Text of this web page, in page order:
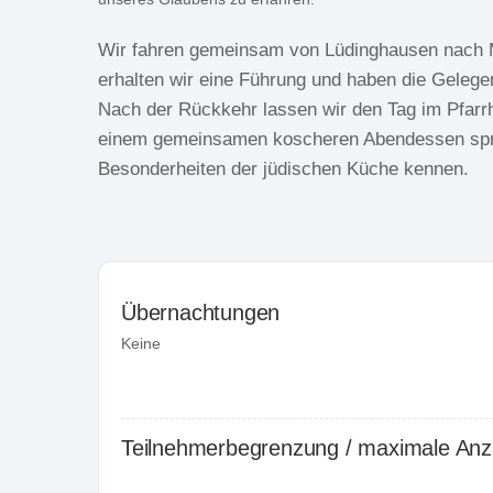
Wir fahren gemeinsam von Lüdinghausen
erhalten wir eine Führung und haben die
Nach der Rückkehr lassen wir den Tag im
einem gemeinsamen koscheren Abendessen
Besonderheiten der jüdischen Küche kennen.
Übernachtungen
Keine
Teilnehmerbegrenzung / maximale